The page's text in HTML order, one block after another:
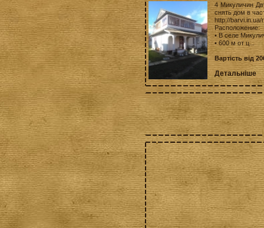
4 Микуличин
снять дом в
http://barvi.in.ua/
Расположение:
• В селе
• 600 м от ц...
Вартість від
Детальніше